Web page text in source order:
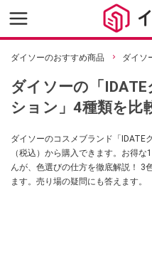
ダイソーのおすすめ商品 ダイソ
ダイソーの「
ション」4種類を比
ダイソーのコスメブランド「IDATE
（税込）から購入できます。お得
んが、色選びの仕方を徹底解説！ 3
ます。売り場の疑問にも答えます。